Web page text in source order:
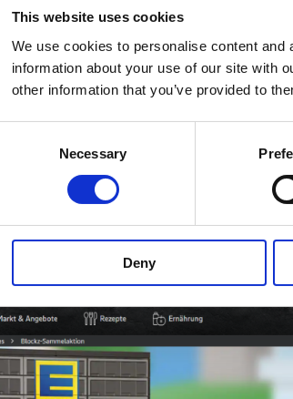
This website uses cookies
We use cookies to personalise content
information about your use of our site with
other information that you’ve provided to
Necessary
Deny
Mai 2025 kündigte Edeka an ebenfalls
Treuepunkteaktion anzubieten. Das
und können diese Punkte dann
erwerben. Die Produkte sind sonst zu
auch so zu erwerben.
Website online genommen https://
nach der Aktion wieder andere Inhalte
auch der Hersteller derBricks, Blockz,
edeka/